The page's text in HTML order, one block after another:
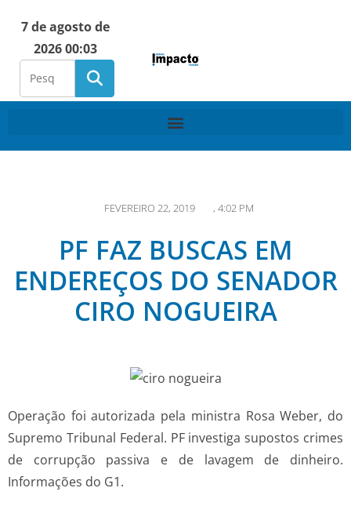
7 de agosto de
2026 00:03
FEVEREIRO 22, 2019 , 4:02 PM
PF FAZ BUSCAS EM
ENDEREÇOS DO SENADOR
CIRO NOGUEIRA
Operação foi autorizada pela ministra Rosa Weber, do
Supremo Tribunal Federal. PF investiga supostos crimes
de corrupção passiva e de lavagem de dinheiro.
Informações do G1.